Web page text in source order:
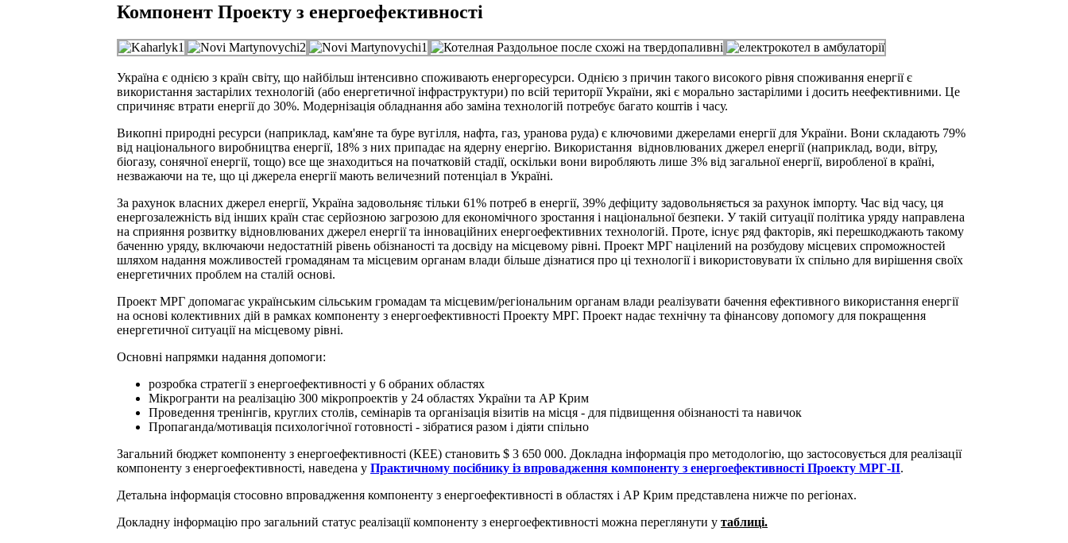
Компонент Проекту з енергоефективності
Україна є однією з країн світу, що найбільш інтенсивно споживають енергоресурси. Однією з причин такого високого рівня споживання енергії є
використання застарілих технологій (або енергетичної інфраструктури) по всій території України, які є морально застарілими і досить неефективними. Це
спричиняє втрати енергії до 30%. Модернізація обладнання або заміна технологій потребує багато коштів і часу.
Викопні природні ресурси (наприклад, кам'яне та буре вугілля, нафта, газ, уранова руда) є ключовими джерелами енергії для України. Вони складають 79%
від національного виробництва енергії, 18% з них припадає на ядерну енергію. Використання відновлюваних джерел енергії (наприклад, води, вітру,
біогазу, сонячної енергії, тощо) все ще знаходиться на початковій стадії, оскільки вони виробляють лише 3% від загальної енергії, виробленої в країні,
незважаючи на те, що ці джерела енергії мають величезний потенціал в Україні.
За рахунок власних джерел енергії, Україна задовольняє тільки 61% потреб в енергії, 39% дефіциту задовольняється за рахунок імпорту. Час від часу, ця
енергозалежність від інших країн стає серйозною загрозою для економічного зростання і національної безпеки. У такій ситуації політика уряду направлена
на сприяння розвитку відновлюваних джерел енергії та інноваційних енергоефективних технологій. Проте, існує ряд факторів, які перешкоджають такому
баченню уряду, включаючи недостатній рівень обізнаності та досвіду на місцевому рівні. Проект МРГ націлений на розбудову місцевих спроможностей
шляхом надання можливостей громадянам та місцевим органам влади більше дізнатися про ці технології і використовувати їх спільно для вирішення своїх
енергетичних проблем на сталій основі.
Проект МРГ допомагає українським сільським громадам та місцевим/регіональним органам влади реалізувати бачення ефективного використання енергії
на основі колективних дій в рамках компоненту з енергоефективності Проекту МРГ. Проект надає технічну та фінансову допомогу для покращення
енергетичної ситуації на місцевому рівні.
Основні напрямки надання допомоги:
розробка стратегії з енергоефективності у 6 обраних областях
Мікрогранти на реалізацію 300 мікропроектів у 24 областях України та АР Крим
Проведення тренінгів, круглих столів, семінарів та організація візитів на місця - для підвищення обізнаності та навичок
Пропаганда/мотивація психологічної готовності - зібратися разом і діяти спільно
Загальний бюджет компоненту з енергоефективності (КЕЕ) становить $ 3 650 000. Докладна інформація про методологію, що застосовується для реалізації
компоненту з енергоефективності, наведена у Практичному посібнику із впровадження компоненту з енергоефективності Проекту МРГ-ІІ.
Детальна інформація стосовно впровадження компоненту з енергоефективності в областях і АР Крим представлена нижче по регіонах.
Докладну інформацію про загальний статус реалізації компоненту з енергоефективності можна переглянути у таблиці.